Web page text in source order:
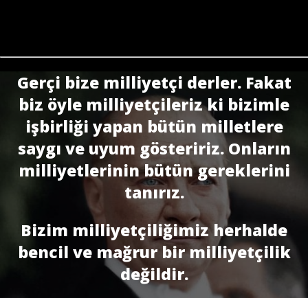
Gerçi bize milliyetçi derler. Fakat
biz öyle milliyetçileriz ki bizimle
işbirliği yapan bütün milletlere
saygı ve uyum gösteririz. Onların
milliyetlerinin bütün gereklerini
tanırız.
Bizim milliyetçiliğimiz herhalde
bencil ve mağrur bir milliyetçilik
değildir.